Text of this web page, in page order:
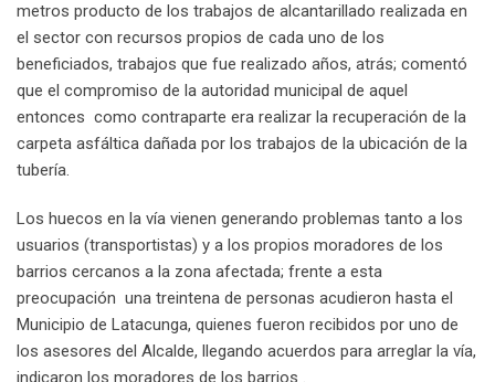
metros producto de los trabajos de alcantarillado realizada en
el sector con recursos propios de cada uno de los
beneficiados, trabajos que fue realizado años, atrás; comentó
que el compromiso de la autoridad municipal de aquel
entonces como contraparte era realizar la recuperación de la
carpeta asfáltica dañada por los trabajos de la ubicación de la
tubería.
Los huecos en la vía vienen generando problemas tanto a los
usuarios (transportistas) y a los propios moradores de los
barrios cercanos a la zona afectada; frente a esta
preocupación una treintena de personas acudieron hasta el
Municipio de Latacunga, quienes fueron recibidos por uno de
los asesores del Alcalde, llegando acuerdos para arreglar la vía,